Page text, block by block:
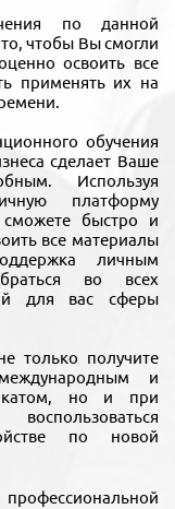
по данной
чтобы Вы смогли
освоить все
применять их на
обучения
сделает Ваше
Используя
платформу
быстро и
все материалы
личным
во всех
для вас сферы
только получите
и
но и при
по новой